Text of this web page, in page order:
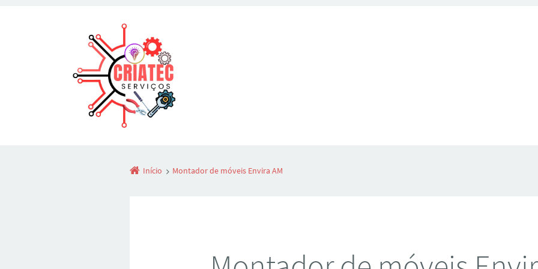
Início Montador de móveis Envira AM